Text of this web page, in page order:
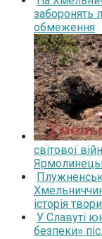
заборонять
обмеження
світової
історія
У Славуті
безпеки»